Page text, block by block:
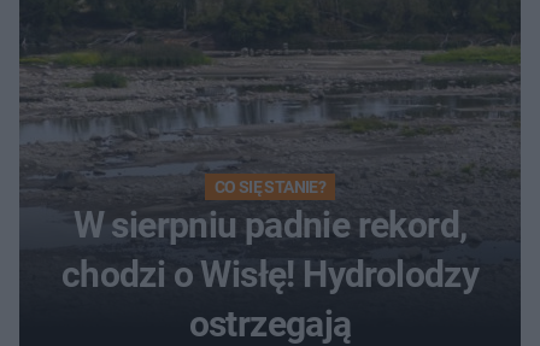
CO SIĘ STANIE?
W sierpniu padnie rekord,
chodzi o Wisłę! Hydrolodzy
ostrzegają